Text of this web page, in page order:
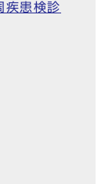
疾患検診